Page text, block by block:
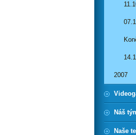
2007
Náš
Naše